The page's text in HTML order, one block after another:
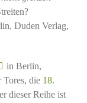
Duden Verlag,
in Berlin,
Tores, die 18.
dieser Reihe ist